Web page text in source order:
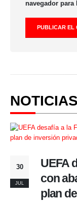
navegador para
30
JUL
UEFA
con
plan